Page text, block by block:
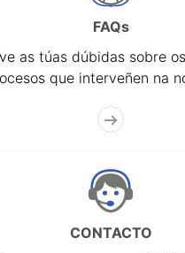
FAQs
as túas dúbidas sobre
que interveñen na
CONTACTO